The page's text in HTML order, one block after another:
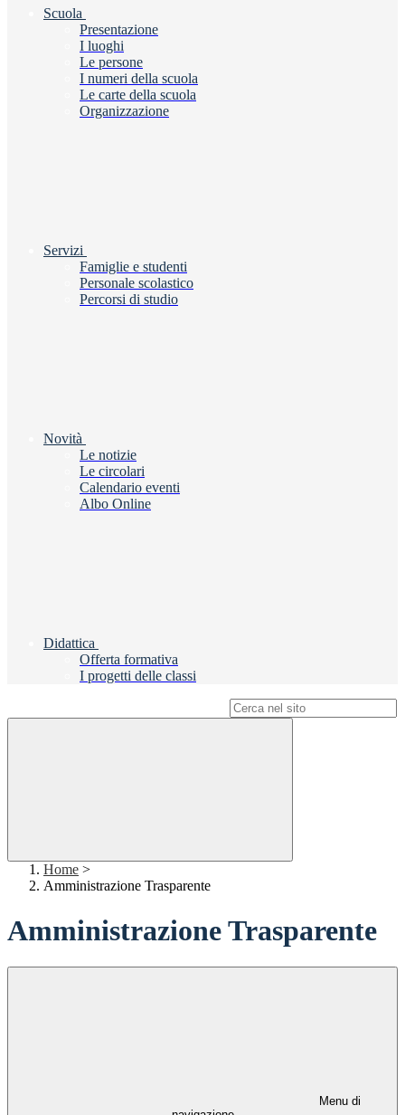
Scuola
Presentazione
I luoghi
Le persone
I numeri della scuola
Le carte della scuola
Organizzazione
Servizi
Famiglie e studenti
Personale scolastico
Percorsi di studio
Novità
Le notizie
Le circolari
Calendario eventi
Albo Online
Didattica
Offerta formativa
I progetti delle classi
Home >
Amministrazione Trasparente
Amministrazione Trasparente
Menu di